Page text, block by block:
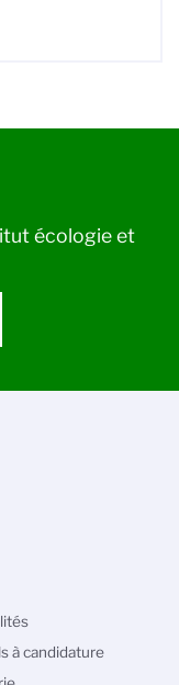
écologie et
à candidature